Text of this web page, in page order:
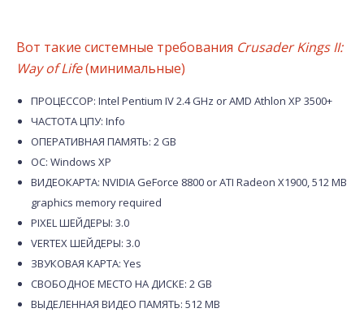
Вот такие системные требования Crusader Kings II:
Way of Life(минимальные)
ПРОЦЕССОР: Intel Pentium IV 2.4 GHz or AMD Athlon XP 3500+
ЧАСТОТА ЦПУ: Info
ОПЕРАТИВНАЯ ПАМЯТЬ: 2 GB
ОС: Windows XP
ВИДЕОКАРТА: NVIDIA GeForce 8800 or ATI Radeon X1900, 512 MB
graphics memory required
PIXEL ШЕЙДЕРЫ: 3.0
VERTEX ШЕЙДЕРЫ: 3.0
ЗВУКОВАЯ КАРТА: Yes
СВОБОДНОЕ МЕСТО НА ДИСКЕ: 2 GB
ВЫДЕЛЕННАЯ ВИДЕО ПАМЯТЬ: 512 MB